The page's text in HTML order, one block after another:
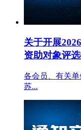
关于开展
资助对象评
各会员、有关
苏...